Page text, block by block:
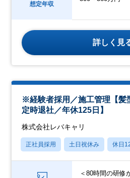
想定年収
詳しく見
※経験者採用／施工管理【髪
定時退社／年休125日】
株式会社レバキャリ
正社員採用 土日祝休み 休日
＜80時間の研修